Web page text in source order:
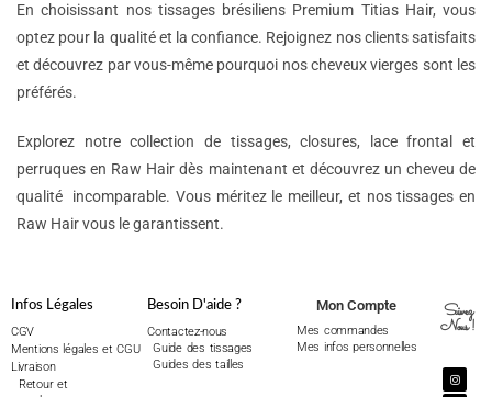
En choisissant nos tissages brésiliens Premium Titias Hair, vous
optez pour la qualité et la confiance. Rejoignez nos clients satisfaits
et découvrez par vous-même pourquoi nos cheveux vierges sont les
préférés.
Explorez notre collection de tissages, closures, lace frontal et
perruques en Raw Hair dès maintenant et découvrez un cheveu de
qualité incomparable. Vous méritez le meilleur, et nos tissages en
Raw Hair vous le garantissent.
Infos Légales
CGV
Mentions légales et CGU
Livraison
Retour et
Besoin D'aide ?
Contactez-nous
Guide des tissages
Guides des tailles
Mon Compte
Mes commandes
Mes infos personnelles
Suivez
Nous !